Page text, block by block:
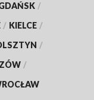
/
/ KIELCE /
/
/